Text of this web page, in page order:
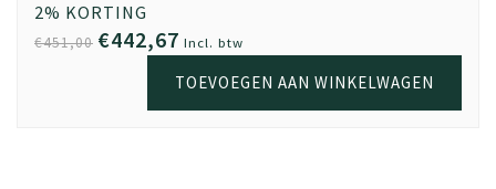
en zet het op een andere plek weer in elkaar. Door het
gebruik van extra stevig spaanplaat en volledige
melamine coating, kun je met een gerust hart 5x de
meubel verhuizen; de kwaliteit blijft. De garantie op Beuk
2% KORTING
€451,00 €442,67 Incl. btw
TOEVOEGEN AAN WINKELWAGEN